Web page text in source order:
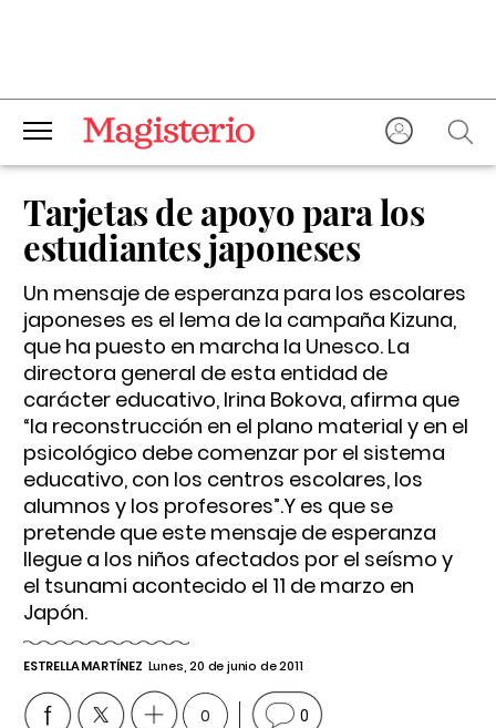
Tarjetas de apoyo para los
estudiantes japoneses
Un mensaje de esperanza para los escolares
japoneses es el lema de la campaña Kizuna,
que ha puesto en marcha la Unesco. La
directora general de esta entidad de
carácter educativo, Irina Bokova, afirma que
“la reconstrucción en el plano material y en el
psicológico debe comenzar por el sistema
educativo, con los centros escolares, los
alumnos y los profesores”.Y es que se
pretende que este mensaje de esperanza
llegue a los niños afectados por el seísmo y
el tsunami acontecido el 11 de marzo en
Japón.
ESTRELLA MARTÍNEZ Lunes, 20 de junio de 2011
0 0